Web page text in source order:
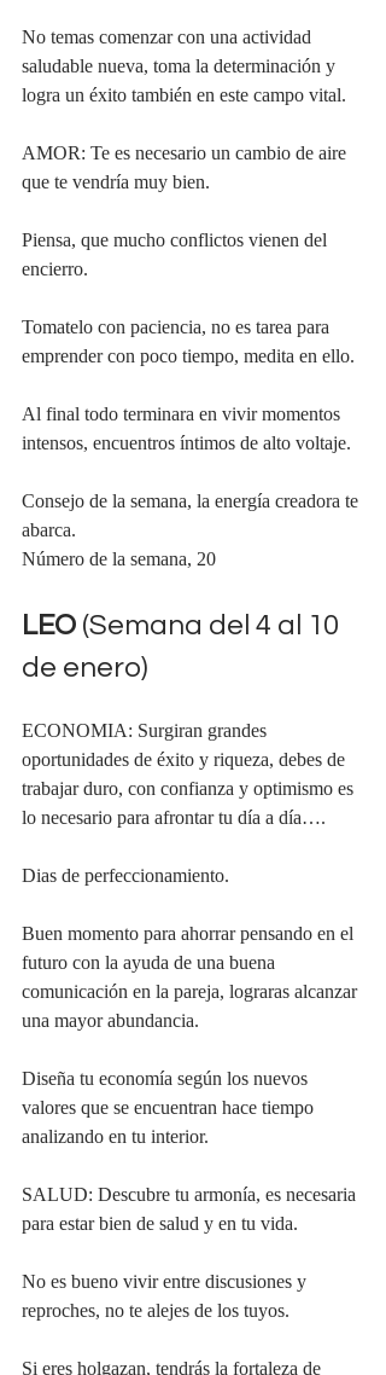
No temas comenzar con una actividad
saludable nueva, toma la determinación y
logra un éxito también en este campo vital.
AMOR: Te es necesario un cambio de aire
que te vendría muy bien.
Piensa, que mucho conflictos vienen del
encierro.
Tomatelo con paciencia, no es tarea para
emprender con poco tiempo, medita en ello.
Al final todo terminara en vivir momentos
intensos, encuentros íntimos de alto voltaje.
Consejo de la semana, la energía creadora te
abarca.
Número de la semana, 20
LEO (Semana del 4 al 10
de enero)
ECONOMIA: Surgiran grandes
oportunidades de éxito y riqueza, debes de
trabajar duro, con confianza y optimismo es
lo necesario para afrontar tu día a día….
Dias de perfeccionamiento.
Buen momento para ahorrar pensando en el
futuro con la ayuda de una buena
comunicación en la pareja, lograras alcanzar
una mayor abundancia.
Diseña tu economía según los nuevos
valores que se encuentran hace tiempo
analizando en tu interior.
SALUD: Descubre tu armonía, es necesaria
para estar bien de salud y en tu vida.
No es bueno vivir entre discusiones y
reproches, no te alejes de los tuyos.